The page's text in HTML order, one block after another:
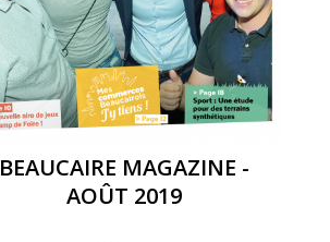
BEAUCAIRE MAGAZINE -
AOÛT 2019